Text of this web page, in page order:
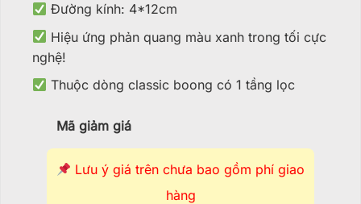
Đường kính: 4*12cm
Hiệu ứng phản quang màu xanh trong tối cực
nghệ!
Thuộc dòng classic boong có 1 tầng lọc
Mã giảm giá
Lưu ý giá trên chưa bao gồm phí giao
hàng